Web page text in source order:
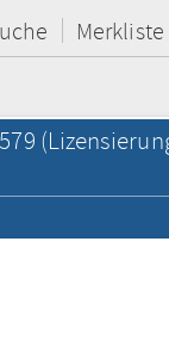
Merkliste